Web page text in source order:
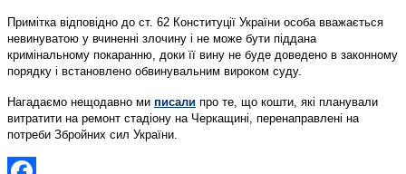
Примітка відповідно до ст. 62 Конституції України особа вважається
невинуватою у вчиненні злочину і не може бути піддана
кримінальному покаранню, доки її вину не буде доведено в законному
порядку і встановлено обвинувальним вироком суду.
Нагадаємо нещодавно ми писали про те, що кошти, які планували
витратити на ремонт стадіону на Черкащині, перенаправлені на
потреби Збройних сил України.